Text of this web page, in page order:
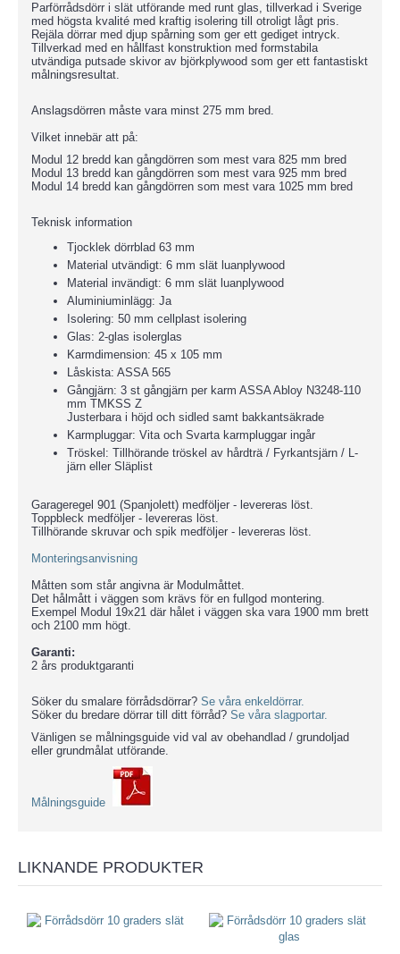
Parförrådsdörr i slät utförande med runt glas, tillverkad i Sverige
med högsta kvalité med kraftig isolering till otroligt lågt pris.
Rejäla dörrar med djup spårning som ger ett gediget intryck.
Tillverkad med en hållfast konstruktion med formstabila
utvändiga putsade skivor av björkplywood som ger ett fantastiskt
målningsresultat.
Anslagsdörren måste vara minst 275 mm bred.
Vilket innebär att på:
Modul 12 bredd kan gångdörren som mest vara 825 mm bred
Modul 13 bredd kan gångdörren som mest vara 925 mm bred
Modul 14 bredd kan gångdörren som mest vara 1025 mm bred
Teknisk information
Tjocklek dörrblad 63 mm
Material utvändigt: 6 mm slät luanplywood
Material invändigt: 6 mm slät luanplywood
Aluminiuminlägg: Ja
Isolering: 50 mm cellplast isolering
Glas: 2-glas isolerglas
Karmdimension: 45 x 105 mm
Låskista: ASSA 565
Gångjärn: 3 st gångjärn per karm ASSA Abloy N3248-110
mm TMKSS Z
Justerbara i höjd och sidled samt bakkantsäkrade
Karmpluggar: Vita och Svarta karmpluggar ingår
Tröskel: Tillhörande tröskel av hårdträ / Fyrkantsjärn / L-
järn eller Släplist
Garageregel 901 (Spanjolett) medföljer - levereras löst.
Toppbleck medföljer - levereras löst.
Tillhörande skruvar och spik medföljer - levereras löst.
Monteringsanvisning
Måtten som står angivna är Modulmåttet.
Det hålmått i väggen som krävs för en fullgod montering.
Exempel Modul 19x21 där hålet i väggen ska vara 1900 mm brett
och 2100 mm högt.
Garanti:
2 års produktgaranti
Söker du smalare förrådsdörrar? Se våra enkeldörrar.
Söker du bredare dörrar till ditt förråd? Se våra slagportar.
Vänligen se målningsguide vid val av obehandlad / grundoljad
eller grundmålat utförande.
Målningsguide
LIKNANDE PRODUKTER